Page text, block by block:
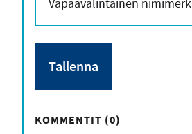
KOMMENTIT (0)